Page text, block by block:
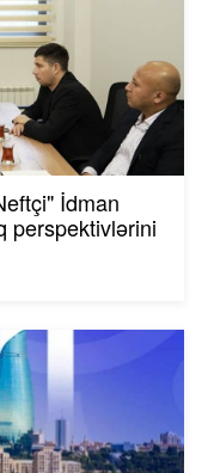
İdman
perspektivlərini